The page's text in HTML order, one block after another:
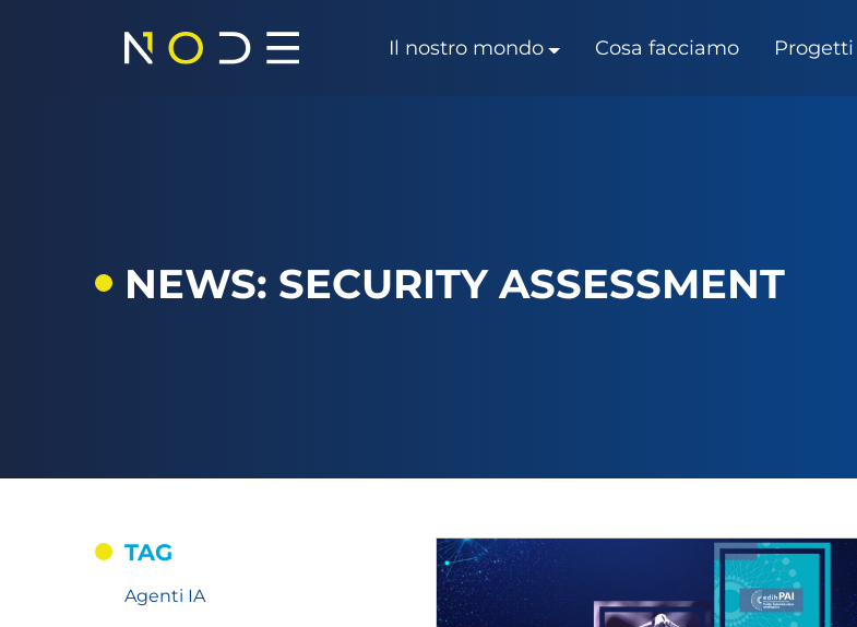
Navigazione principaleIl nostro mondo Cosa facciamo Progetti
NEWS: SECURITY ASSESSMENT
TAG
Agenti IA